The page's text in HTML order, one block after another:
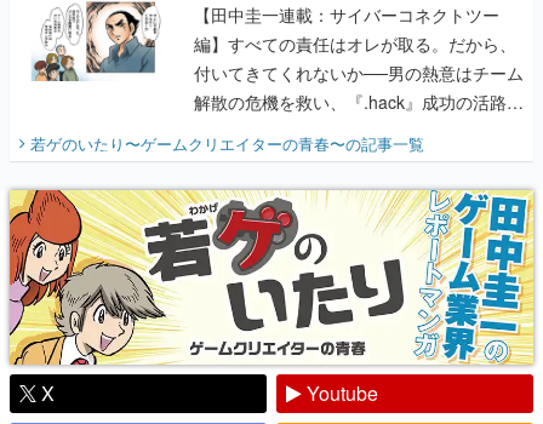
【田中圭一連載：サイバーコネクトツー
編】すべての責任はオレが取る。だから、
付いてきてくれないか──男の熱意はチーム
解散の危機を救い、『.hack』成功の活路を
『少年ジャンプ』色だった【若ゲのいた
り】
若ゲのいたり〜ゲームクリエイターの青春〜の記事一覧
X
Youtube